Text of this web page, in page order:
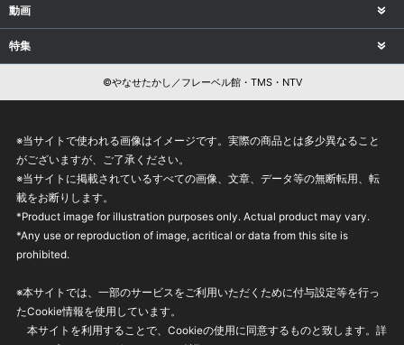
動画
特集
©やなせたかし／フレーベル館・TMS・NTV
※当サイトで使われる画像はイメージです。実際の商品とは多少異なること
がございますが、ご了承ください。
※当サイトに掲載されているすべての画像、文章、データ等の無断転用、転
載をお断りします。
*Product image for illustration purposes only. Actual product may vary.
*Any use or reproduction of image, acritical or data from this site is
prohibited.
※本サイトでは、一部のサービスをご利用いただくために付与設定等を行っ
たCookie情報を使用しています。
本サイトを利用することで、Cookieの使用に同意するものと致します。詳